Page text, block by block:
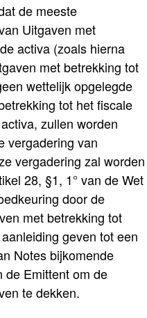
de meeste
Uitgaven met
activa (zoals hierna
met betrekking tot
wettelijk opgelegde
tot het fiscale
zullen worden
vergadering van
vergadering zal worden
28, §1, 1° van de Wet
door de
met betrekking tot
geven tot een
Notes bijkomende
de Emittent om de
te dekken.